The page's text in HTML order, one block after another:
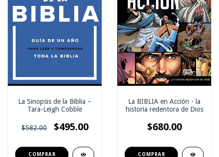
La Sinopsis de la Biblia –
Tara-Leigh Cobble
$582.00 $495.00
La BIBLIA en Acción - la
historia redentora de Dios
$680.00